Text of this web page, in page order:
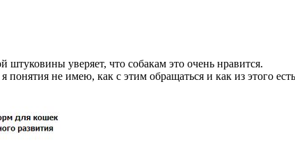
уверяет, что собакам это очень нравится.
не имею, как с этим обращаться и как из этого